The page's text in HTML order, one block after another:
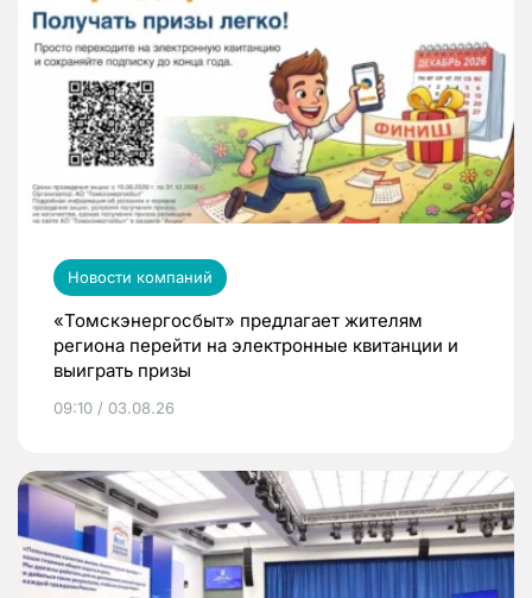
Новости компаний
«Томскэнергосбыт» предлагает жителям
региона перейти на электронные квитанции и
выиграть призы
09:10 / 03.08.26